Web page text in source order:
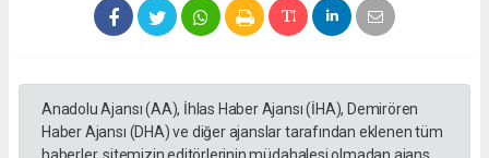
Anadolu Ajansı (AA), İhlas Haber Ajansı (İHA), Demirören
Haber Ajansı (DHA) ve diğer ajanslar tarafından eklenen tüm